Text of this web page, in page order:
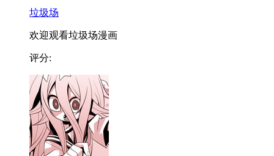
垃圾场
欢迎观看垃圾场漫画
评分: